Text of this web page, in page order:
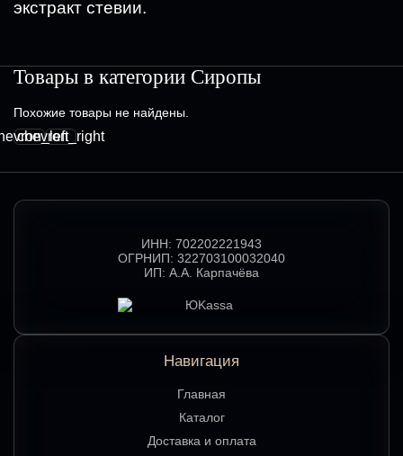
экстракт стевии.
Товары в категории Сиропы
Похожие товары не найдены.
chevron_right
ИНН: 702202221943
ОГРНИП: 322703100032040
ИП: А.А. Карпачёва
Навигация
Главная
Каталог
Доставка и оплата